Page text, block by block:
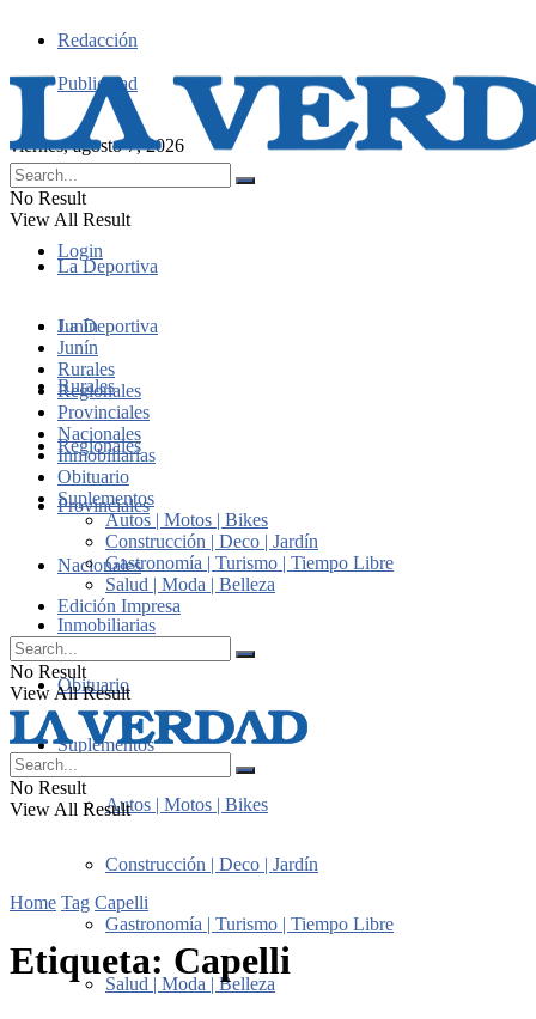
Redacción
Publicidad
viernes, agosto 7, 2026
Login
No Result
View All Result
La Deportiva
Junín
Rurales
Regionales
Provinciales
Nacionales
Inmobiliarias
Obituario
Suplementos
Autos | Motos | Bikes
Construcción | Deco | Jardín
Gastronomía | Turismo | Tiempo Libre
Salud | Moda | Belleza
La Deportiva
Junín
Rurales
Regionales
Provinciales
Nacionales
Inmobiliarias
Obituario
Suplementos
Autos | Motos | Bikes
Construcción | Deco | Jardín
Gastronomía | Turismo | Tiempo Libre
Salud | Moda | Belleza
Edición Impresa
No Result
View All Result
No Result
View All Result
Home Tag Capelli
Etiqueta: Capelli